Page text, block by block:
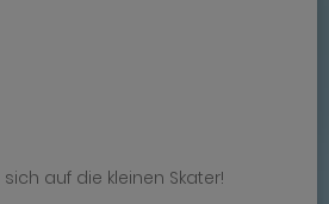
auf die kleinen Skater!